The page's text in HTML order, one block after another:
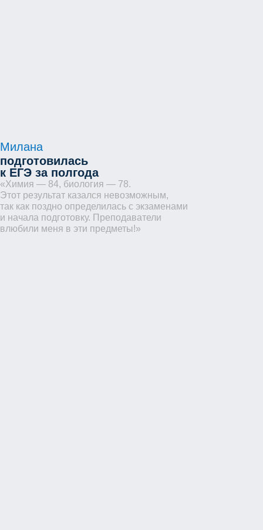
Милана
подготовилась
к ЕГЭ за полгода
«Химия — 84, биология — 78.
Этот результат казался невозможным,
так как поздно определилась с экзаменами
и начала подготовку. Преподаватели
влюбили меня в эти предметы!»